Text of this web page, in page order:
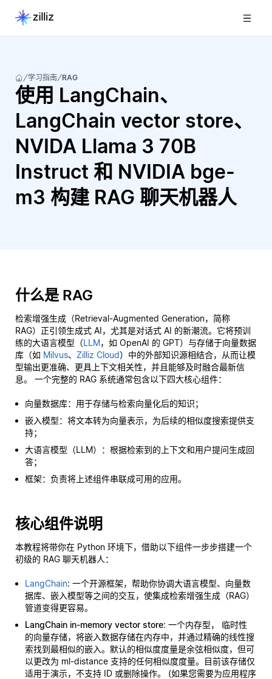
学习指南 RAG
使用 LangChain、
LangChain vector store、
NVIDA Llama 3 70B
Instruct 和 NVIDIA bge-
m3 构建 RAG 聊天机器人
什么是 RAG
检索增强生成（Retrieval-Augmented Generation，简称
RAG）正引领生成式 AI，尤其是对话式 AI 的新潮流。它将预训
练的大语言模型（LLM，如 OpenAI 的 GPT）与存储于向量数据
库（如 Milvus、 Zilliz Cloud）中的外部知识源相结合，从而让模
型输出更准确、更具上下文相关性，并且能够及时融合最新信
息。 一个完整的 RAG 系统通常包含以下四大核心组件：
向量数据库：用于存储与检索向量化后的知识；
嵌入模型：将文本转为向量表示，为后续的相似度搜索提供支
持；
大语言模型（LLM）：根据检索到的上下文和用户提问生成回
答；
框架：负责将上述组件串联成可用的应用。
核心组件说明
本教程将带你在 Python 环境下，借助以下组件一步步搭建一个
初级的 RAG 聊天机器人：
LangChain: 一个开源框架，帮助你协调大语言模型、向量数
据库、嵌入模型等之间的交互，使集成检索增强生成（RAG）
管道变得更容易。
LangChain in-memory vector store: 一个内存型， 临时性
的向量存储，将嵌入数据存储在内存中，并通过精确的线性搜
索找到最相似的嵌入。默认的相似度度量是余弦相似度，但可
以更改为 ml-distance 支持的任何相似度度量。目前该存储仅
适用于演示，不支持 ID 或删除操作。 (如果您需要为应用程序